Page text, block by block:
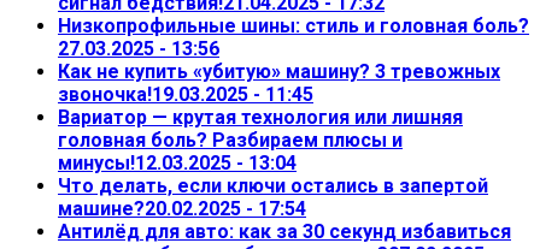
Низкопрофильные шины: стиль и головная боль?
27.03.2025 - 13:56
Как не купить «убитую» машину? 3 тревожных
звоночка!19.03.2025 - 11:45
Вариатор — крутая технология или лишняя
головная боль? Разбираем плюсы и
минусы!12.03.2025 - 13:04
Что делать, если ключи остались в запертой
машине?20.02.2025 - 17:54
Антилёд для авто: как за 30 секунд избавиться